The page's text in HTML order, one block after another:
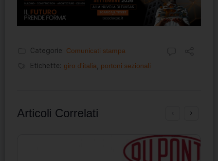
Categorie: Comunicati stampa
Etichette: giro d'italia portoni sezionali
Articoli Correlati